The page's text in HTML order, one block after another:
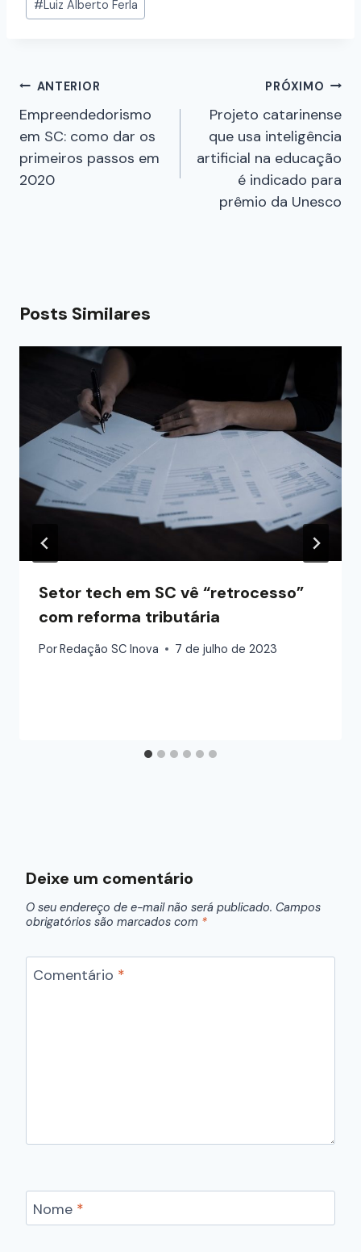
#Luiz Alberto Ferla
ANTERIOR
Empreendedorismo
em SC: como dar os
primeiros passos em
2020
PRÓXIMO
Projeto catarinense
que usa inteligência
artificial na educação
é indicado para
prêmio da Unesco
Posts Similares
Setor tech em SC vê “retrocesso”
com reforma tributária
PorRedação SC Inova 7 de julho de 2023
Deixe um comentário
O seu endereço de e-mail não será publicado. Campos
obrigatórios são marcados com *
Comentário *
Nome *